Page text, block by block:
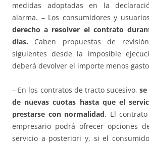
medidas adoptadas en la
alarma. – Los consumidores y
derecho a resolver el contrato
días. Caben propuestas de
siguientes desde la imposible
deberá devolver el importe menos
– En los contratos de tracto sucesivo,
de nuevas cuotas hasta que el
prestarse con normalidad. El
empresario podrá ofrecer opciones
servicio a posteriori y, si el